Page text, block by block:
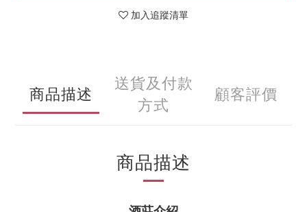
加入追蹤清單
商品描述
送貨及付款
方式
顧客評價
商品描述